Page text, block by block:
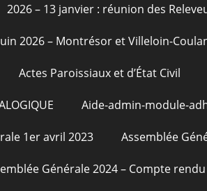
2026 – 13 janvier : réunion des
2026 – Montrésor et Villeloin-
Actes Paroissiaux et d’État Civil
Aide-admin-module-
1er avril 2023 Assemblée
Générale 2024 – Compte rendu